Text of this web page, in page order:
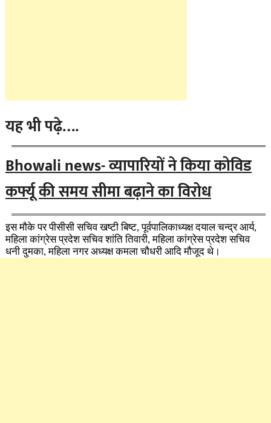
यह भी पढ़े….
Bhowali news- व्यापारियों ने किया कोविड
कर्फ्यू की समय सीमा बढ़ाने का विरोध
इस मौके पर पीसीसी सचिव खष्टी बिष्ट, पूर्वपालिकाध्यक्ष दयाल चन्द्र आर्य,
महिला कांग्रेस प्रदेश सचिव शांति तिवारी, महिला कांग्रेस प्रदेश सचिव
धनी दुमका, महिला नगर अध्यक्ष कमला चौधरी आदि मौजूद थे।